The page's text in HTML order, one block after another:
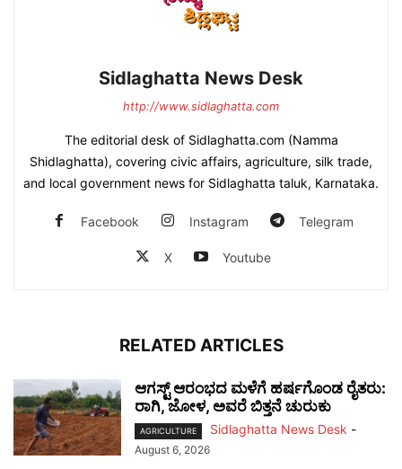
Sidlaghatta News Desk
http://www.sidlaghatta.com
The editorial desk of Sidlaghatta.com (Namma
Shidlaghatta), covering civic affairs, agriculture, silk trade,
and local government news for Sidlaghatta taluk, Karnataka.
Facebook Instagram Telegram
X Youtube
RELATED ARTICLES
ಆಗಸ್ಟ್ ಆರಂಭದ ಮಳೆಗೆ ಹರ್ಷಗೊಂಡ ರೈತರು:
ರಾಗಿ, ಜೋಳ, ಅವರೆ ಬಿತ್ತನೆ ಚುರುಕು
AGRICULTURE Sidlaghatta News Desk -
August 6, 2026